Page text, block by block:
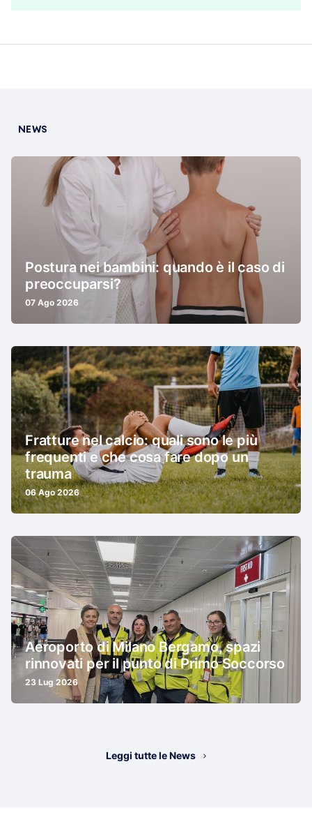
NEWS
Postura nei bambini: quando è il caso di
preoccuparsi?
07 Ago 2026
Fratture nel calcio: quali sono le più
frequenti e che cosa fare dopo un
trauma
06 Ago 2026
Aeroporto di Milano Bergamo, spazi
rinnovati per il punto di Primo Soccorso
23 Lug 2026
Leggi tutte le News